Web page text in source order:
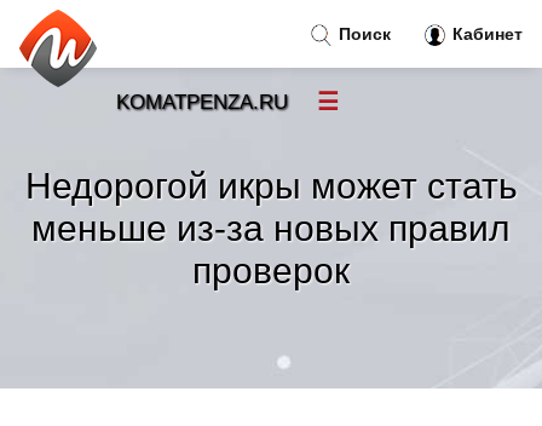
Недорогой икры может стать
меньше из-за новых правил
проверок
Поиск Кабинет
KOMATPENZA.RU ☰
Новости»
Тренды новостей»